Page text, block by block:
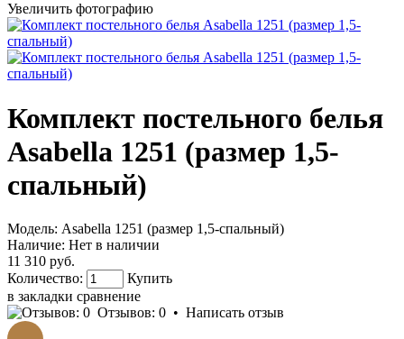
Увеличить фотографию
Комплект постельного белья
Asabella 1251 (размер 1,5-
спальный)
Модель: Asabella 1251 (размер 1,5-спальный)
Наличие: Нет в наличии
11 310 руб.
Количество:
Купить
в закладки сравнение
Отзывов: 0 • Написать отзыв